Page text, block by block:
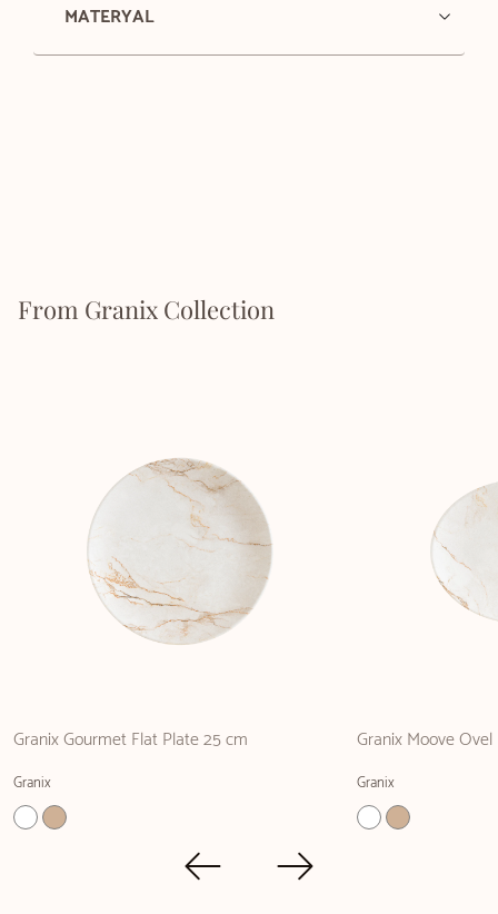
MATERYAL
From Granix Collection
Granix Gourmet Flat Plate 25 cm
Granix
Granix Moove
Granix